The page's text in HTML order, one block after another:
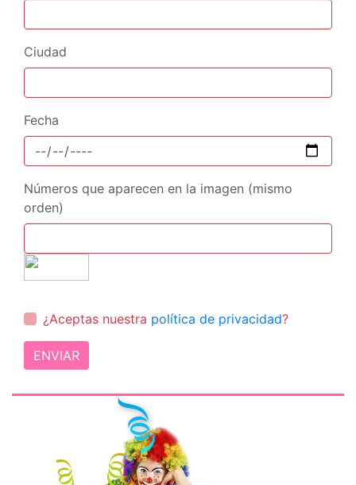
Ciudad
Fecha
Números que aparecen en la imagen (mismo
orden)
¿Aceptas nuestra política de privacidad?
ENVIAR